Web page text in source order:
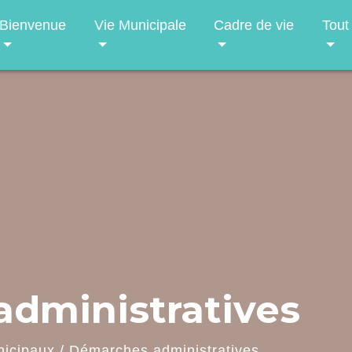
Bienvenue Vie Municipale Cadre de vie